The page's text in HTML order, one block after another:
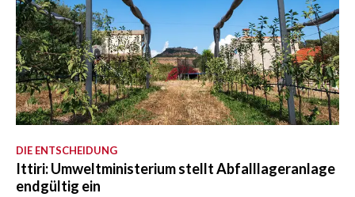
DIE ENTSCHEIDUNG
Ittiri: Umweltministerium stellt Abfalllageranlage
endgültig ein